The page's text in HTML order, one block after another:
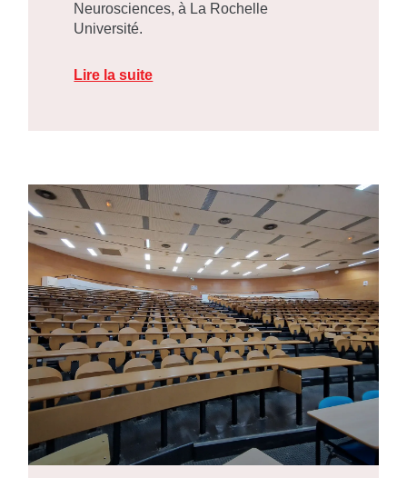
Neurosciences, à La Rochelle
Université.
Lire la suite